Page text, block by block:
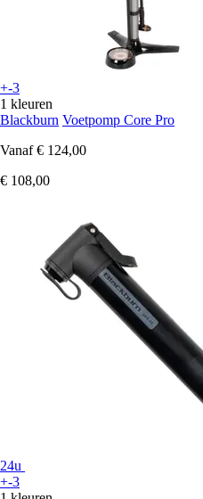
+-3
1 kleuren
Blackburn Voetpomp Core Pro
Vanaf € 124,00
€ 108,00
24u
+-3